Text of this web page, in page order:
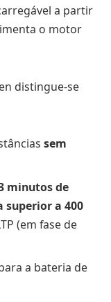
a partir
o motor
distingue-se
sem
minutos de
a 400
(em fase de
a bateria de